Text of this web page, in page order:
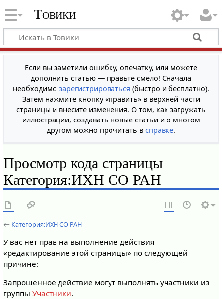
Товики
Если вы заметили ошибку, опечатку, или можете
дополнить статью — правьте смело! Сначала
необходимо зарегистрироваться (быстро и бесплатно).
Затем нажмите кнопку «править» в верхней части
страницы и внесите изменения. О том, как загружать
иллюстрации, создавать новые статьи и о многом
другом можно прочитать в справке.
Просмотр кода страницы
Категория:ИХН СО РАН
← Категория:ИХН СО РАН
У вас нет прав на выполнение действия
«редактирование этой страницы» по следующей
причине:
Запрошенное действие могут выполнять участники из
группы Участники.